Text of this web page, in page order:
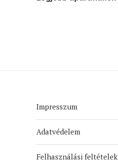
Impresszum
Adatvédelem
Felhasználási feltételek